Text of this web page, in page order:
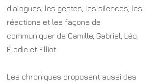
dialogues, les gestes, les silences, les
réactions et les façons de
communiquer de Camille, Gabriel, Léo,
Élodie et Elliot.
Les chroniques proposent aussi des